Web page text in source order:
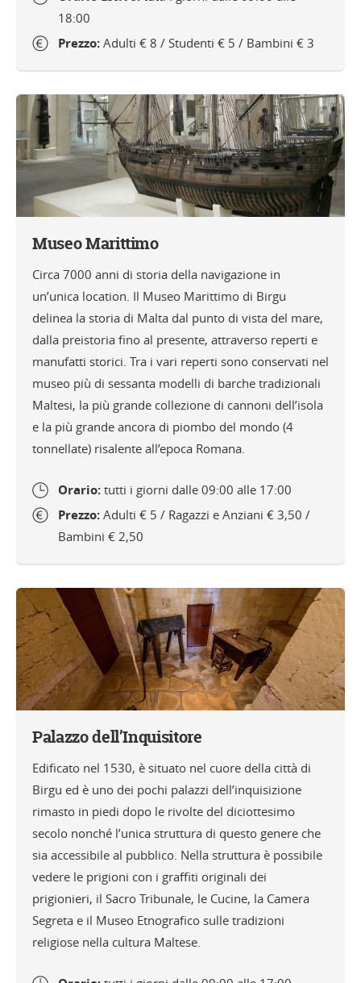
18:00
Prezzo: Adulti € 8 / Studenti € 5 / Bambini € 3
Museo Marittimo
Circa 7000 anni di storia della navigazione in
un’unica location. Il Museo Marittimo di Birgu
delinea la storia di Malta dal punto di vista del mare,
dalla preistoria fino al presente, attraverso reperti e
manufatti storici. Tra i vari reperti sono conservati nel
museo più di sessanta modelli di barche tradizionali
Maltesi, la più grande collezione di cannoni dell’isola
e la più grande ancora di piombo del mondo (4
tonnellate) risalente all’epoca Romana.
Orario: tutti i giorni dalle 09:00 alle 17:00
Prezzo: Adulti € 5 / Ragazzi e Anziani € 3,50 /
Bambini € 2,50
Palazzo dell’Inquisitore
Edificato nel 1530, è situato nel cuore della città di
Birgu ed è uno dei pochi palazzi dell’inquisizione
rimasto in piedi dopo le rivolte del diciottesimo
secolo nonché l’unica struttura di questo genere che
sia accessibile al pubblico. Nella struttura è possibile
vedere le prigioni con i graffiti originali dei
prigionieri, il Sacro Tribunale, le Cucine, la Camera
Segreta e il Museo Etnografico sulle tradizioni
religiose nella cultura Maltese.